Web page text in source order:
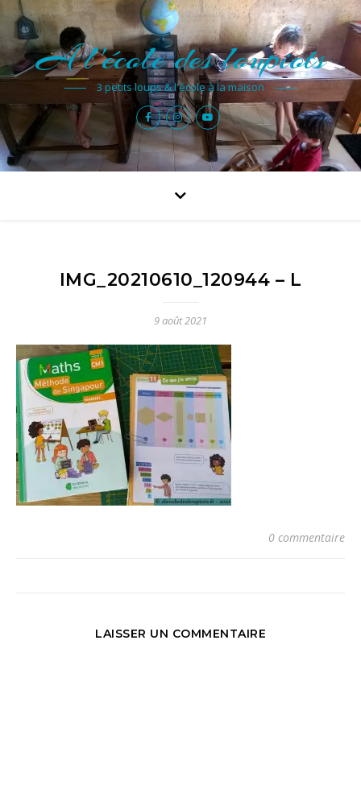
A l'école des loupiots
3 petits loups & l'école à la maison
IMG_20210610_120944 – L
9 août 2021
0 commentaire
LAISSER UN COMMENTAIRE